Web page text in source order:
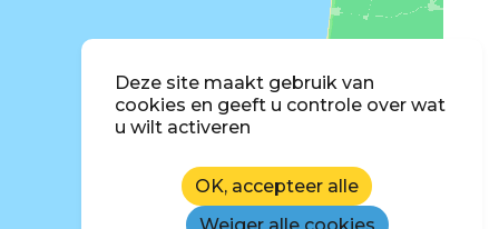
Deze site maakt gebruik van
cookies en geeft u controle over wat
u wilt activeren
OK, accepteer alle